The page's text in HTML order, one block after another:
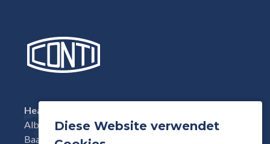
Headquarters:
Albisstrasse 15, CH-6340
Baar, Switzerland
Diese Website verwendet